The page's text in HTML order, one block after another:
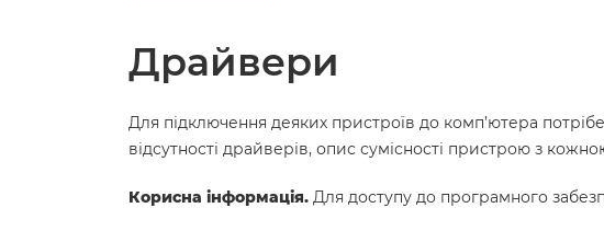
Драйвери
Для підключення деяких пристроїв до комп’ютера
відсутності драйверів, опис сумісності пристрою з
Корисна інформація. Для доступу до програмного